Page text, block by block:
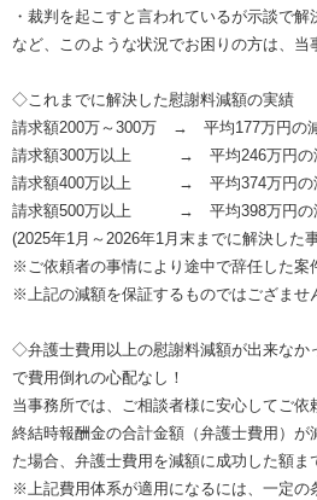
・裁判を起こすと言われているが示談で解
など、このような状況でお困りの方は、当
◇これまでに解決した慰謝料減額の実績
請求額200万～300万 → 平均177万円の
請求額300万以上 → 平均246万円の
請求額400万以上 → 平均374万円の
請求額500万以上 → 平均398万円の
(2025年1月～2026年1月末までに解決した
※ご依頼者の事情により途中で辞任した案
※上記の減額を保証するものではござませ
◇弁護士費用以上の慰謝料減額が出来なか
で費用倒れの心配なし！
当事務所では、ご相談者様に安心してご依
終結時報酬金の合計金額（弁護士費用）が
た場合、弁護士費用を減額に成功した額ま
※上記費用体系が適用になるには、一定の